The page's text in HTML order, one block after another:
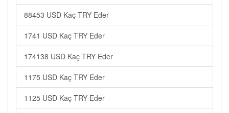
88453 USD Kaç TRY Eder
1741 USD Kaç TRY Eder
174138 USD Kaç TRY Eder
1175 USD Kaç TRY Eder
1125 USD Kaç TRY Eder